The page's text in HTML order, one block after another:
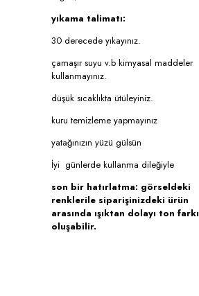
yıkama talimatı:
30 derecede yıkayınız.
çamaşır suyu v.b kimyasal maddeler
kullanmayınız.
düşük sıcaklıkta ütüleyiniz.
kuru temizleme yapmayınız
yatağınızın yüzü gülsün
İyi günlerde kullanma dileğiyle
son bir hatırlatma: görseldeki
renklerile siparişinizdeki ürün
arasında ışıktan dolayı ton farkı
oluşabilir.